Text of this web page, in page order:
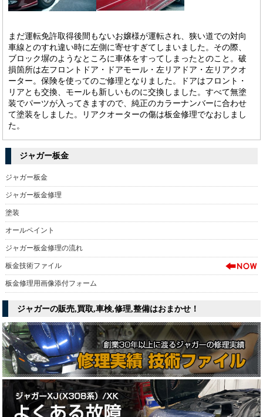
まだ運転免許取得後間もないお嬢様が運転され、狭い道での対向
車線とのすれ違い時に左側に寄せすぎてしまいました。その際、
ブロック塀のようなところに車体をすってしまったとのこと。破
損箇所は左フロントドア・ドアモール・左リアドア・左リアクオ
ーター。保険を使ってのご修理となりました。ドアはフロント・
リアとも交換、モールも新しいものに交換しました。すべて無塗
装でパーツが入ってきますので、純正のカラーナンバーに合わせ
て塗装をしました。リアクオーターの傷は板金修理でなおしまし
た。
ジャガー板金
ジャガー板金
ジャガー板金修理
塗装
オールペイント
ジャガー板金修理の流れ
板金技術ファイル
板金修理用画像添付フォーム
ジャガーの販売,買取,車検,修理,整備はおまかせ！